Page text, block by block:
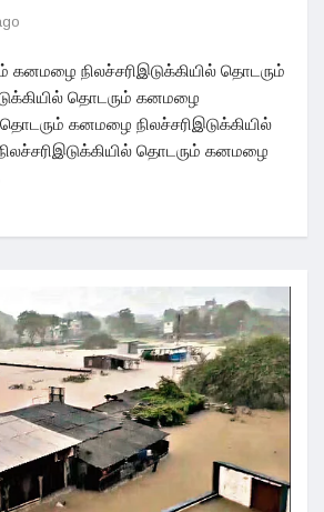
கனமழை நிலச்சரிஇடுக்கியில் தொடரும்
தொடரும் கனமழை
தொடரும் கனமழை நிலச்சரிஇடுக்கியில்
தொடரும் கனமழை